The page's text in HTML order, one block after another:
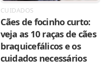
CUIDADOS
Cães de focinho curto:
veja as 10 raças de cães
braquicefálicos e os
cuidados necessários